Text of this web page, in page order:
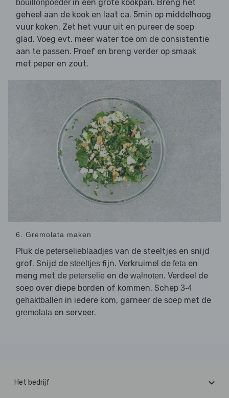
bouillonpoeder in een grote kookpan. Breng het
geheel aan de kook en laat ca. 5min op middelhoog
vuur koken. Zet het vuur uit en pureer de soep
glad. Voeg evt. meer water toe om de consistentie
aan te passen. Proef en breng verder op smaak
met peper en zout.
6. Gremolata maken
Pluk de peterselieblaadjes van de steeltjes en snijd
grof. Snijd de steeltjes fijn. Verkruimel de feta en
meng met de peterselie en de walnoten. Verdeel de
soep over diepe borden of kommen. Schep 3-4
gehaktballen in iedere kom, garneer de soep met de
gremolata en serveer.
Het bedrijf